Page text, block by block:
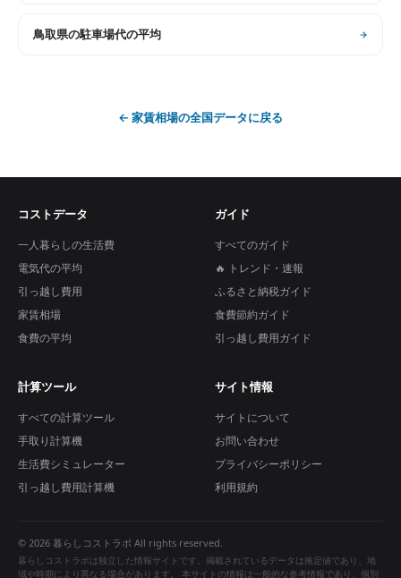
鳥取県の駐車場代の平均
← 家賃相場の全国データに戻る
コストデータ
一人暮らしの生活費
電気代の平均
引っ越し費用
家賃相場
食費の平均
ガイド
すべてのガイド
🔥 トレンド・速報
ふるさと納税ガイド
食費節約ガイド
引っ越し費用ガイド
計算ツール
すべての計算ツール
手取り計算機
生活費シミュレーター
引っ越し費用計算機
サイト情報
サイトについて
お問い合わせ
プライバシーポリシー
利用規約
© 2026 暮らしコストラボ All rights reserved.
暮らしコストラボは独立した情報サイトです。掲載されているデータは推定値であり、地
域や時期により異なる場合があります。 本サイトの情報は一般的な参考情報であり、個別